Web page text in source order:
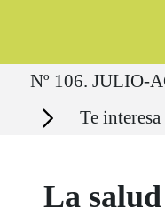
Ruta del sitio
Nº 106. JULIO-
Secciones Te interesa
La